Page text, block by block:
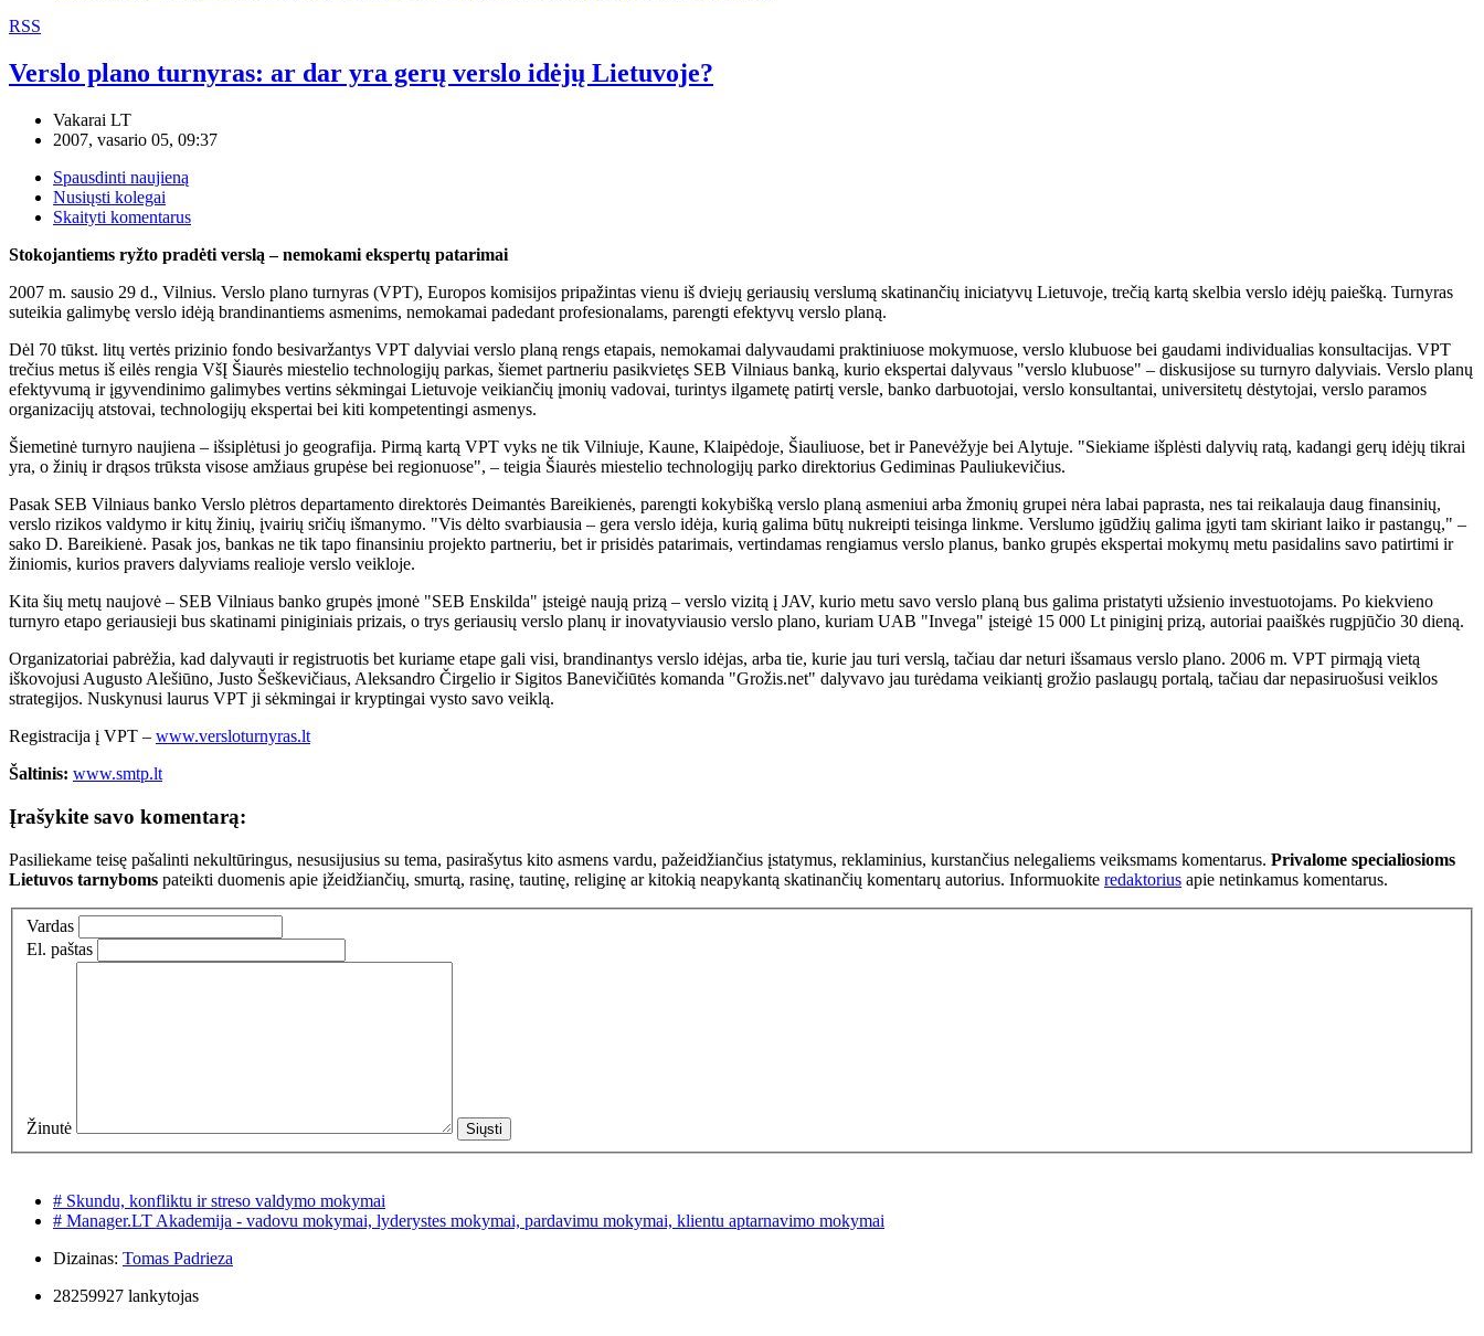
RSS
Verslo plano turnyras: ar dar yra gerų verslo idėjų Lietuvoje?
Vakarai LT
2007, vasario 05, 09:37
Spausdinti naujieną
Nusiųsti kolegai
Skaityti komentarus
Stokojantiems ryžto pradėti verslą – nemokami ekspertų patarimai
2007 m. sausio 29 d., Vilnius. Verslo plano turnyras (VPT), Europos komisijos pripažintas vienu iš dviejų geriausių verslumą skatinančių iniciatyvų Lietuvoje, trečią kartą skelbia verslo idėjų paiešką. Turnyras
suteikia galimybę verslo idėją brandinantiems asmenims, nemokamai padedant profesionalams, parengti efektyvų verslo planą.
Dėl 70 tūkst. litų vertės prizinio fondo besivaržantys VPT dalyviai verslo planą rengs etapais, nemokamai dalyvaudami praktiniuose mokymuose, verslo klubuose bei gaudami individualias konsultacijas. VPT
trečius metus iš eilės rengia VšĮ Šiaurės miestelio technologijų parkas, šiemet partneriu pasikvietęs SEB Vilniaus banką, kurio ekspertai dalyvaus "verslo klubuose" – diskusijose su turnyro dalyviais. Verslo planų
efektyvumą ir įgyvendinimo galimybes vertins sėkmingai Lietuvoje veikiančių įmonių vadovai, turintys ilgametę patirtį versle, banko darbuotojai, verslo konsultantai, universitetų dėstytojai, verslo paramos
organizacijų atstovai, technologijų ekspertai bei kiti kompetentingi asmenys.
Šiemetinė turnyro naujiena – išsiplėtusi jo geografija. Pirmą kartą VPT vyks ne tik Vilniuje, Kaune, Klaipėdoje, Šiauliuose, bet ir Panevėžyje bei Alytuje. "Siekiame išplėsti dalyvių ratą, kadangi gerų idėjų tikrai
yra, o žinių ir drąsos trūksta visose amžiaus grupėse bei regionuose", – teigia Šiaurės miestelio technologijų parko direktorius Gediminas Pauliukevičius.
Pasak SEB Vilniaus banko Verslo plėtros departamento direktorės Deimantės Bareikienės, parengti kokybišką verslo planą asmeniui arba žmonių grupei nėra labai paprasta, nes tai reikalauja daug finansinių,
verslo rizikos valdymo ir kitų žinių, įvairių sričių išmanymo. "Vis dėlto svarbiausia – gera verslo idėja, kurią galima būtų nukreipti teisinga linkme. Verslumo įgūdžių galima įgyti tam skiriant laiko ir pastangų," –
sako D. Bareikienė. Pasak jos, bankas ne tik tapo finansiniu projekto partneriu, bet ir prisidės patarimais, vertindamas rengiamus verslo planus, banko grupės ekspertai mokymų metu pasidalins savo patirtimi ir
žiniomis, kurios pravers dalyviams realioje verslo veikloje.
Kita šių metų naujovė – SEB Vilniaus banko grupės įmonė "SEB Enskilda" įsteigė naują prizą – verslo vizitą į JAV, kurio metu savo verslo planą bus galima pristatyti užsienio investuotojams. Po kiekvieno
turnyro etapo geriausieji bus skatinami piniginiais prizais, o trys geriausių verslo planų ir inovatyviausio verslo plano, kuriam UAB "Invega" įsteigė 15 000 Lt piniginį prizą, autoriai paaiškės rugpjūčio 30 dieną.
Organizatoriai pabrėžia, kad dalyvauti ir registruotis bet kuriame etape gali visi, brandinantys verslo idėjas, arba tie, kurie jau turi verslą, tačiau dar neturi išsamaus verslo plano. 2006 m. VPT pirmąją vietą
iškovojusi Augusto Alešiūno, Justo Šeškevičiaus, Aleksandro Čirgelio ir Sigitos Banevičiūtės komanda "Grožis.net" dalyvavo jau turėdama veikiantį grožio paslaugų portalą, tačiau dar nepasiruošusi veiklos
strategijos. Nuskynusi laurus VPT ji sėkmingai ir kryptingai vysto savo veiklą.
Registracija į VPT – www.versloturnyras.lt
Šaltinis: www.smtp.lt
Įrašykite savo komentarą:
Pasiliekame teisę pašalinti nekultūringus, nesusijusius su tema, pasirašytus kito asmens vardu, pažeidžiančius įstatymus, reklaminius, kurstančius nelegaliems veiksmams komentarus. Privalome specialiosioms
Lietuvos tarnyboms pateikti duomenis apie įžeidžiančių, smurtą, rasinę, tautinę, religinę ar kitokią neapykantą skatinančių komentarų autorius. Informuokite redaktorius apie netinkamus komentarus.
Vardas
El. paštas
Žinutė
# Skundu, konfliktu ir streso valdymo mokymai
# Manager.LT Akademija - vadovu mokymai, lyderystes mokymai, pardavimu mokymai, klientu aptarnavimo mokymai
Dizainas: Tomas Padrieza
28259927 lankytojas